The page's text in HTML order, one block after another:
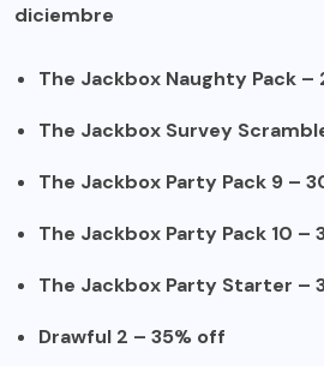
diciembre
The Jackbox Naughty Pack –
The Jackbox Survey
The Jackbox Party Pack 9 –
The Jackbox Party Pack 10 –
The Jackbox Party Starter –
Drawful 2 – 35% off